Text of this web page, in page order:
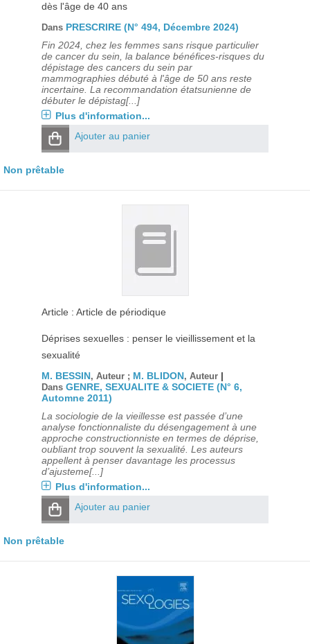
dès l'âge de 40 ans
Dans PRESCRIRE (N° 494, Décembre 2024)
Fin 2024, chez les femmes sans risque particulier
de cancer du sein, la balance bénéfices-risques du
dépistage des cancers du sein par
mammographies débuté à l'âge de 50 ans reste
incertaine. La recommandation étatsunienne de
débuter le dépistag[...]
Plus d'information...
Ajouter au panier
Non prêtable
Article : Article de périodique
Déprises sexuelles : penser le vieillissement et la
sexualité
M. BESSIN, Auteur ; M. BLIDON, Auteur |
Dans GENRE, SEXUALITE & SOCIETE (N° 6,
Automne 2011)
La sociologie de la vieillesse est passée d’une
analyse fonctionnaliste du désengagement à une
approche constructionniste en termes de déprise,
oubliant trop souvent la sexualité. Les auteurs
appellent à penser davantage les processus
d’ajusteme[...]
Plus d'information...
Ajouter au panier
Non prêtable